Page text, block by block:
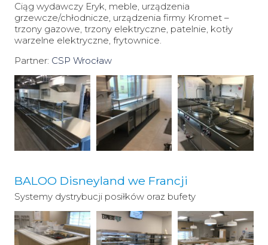
Ciąg wydawczy Eryk, meble, urządzenia
grzewcze/chłodnicze, urządzenia firmy Kromet –
trzony gazowe, trzony elektryczne, patelnie, kotły
warzelne elektryczne, frytownice.
Partner: CSP Wrocław
BALOO Disneyland we Francji
Systemy dystrybucji posiłków oraz bufety